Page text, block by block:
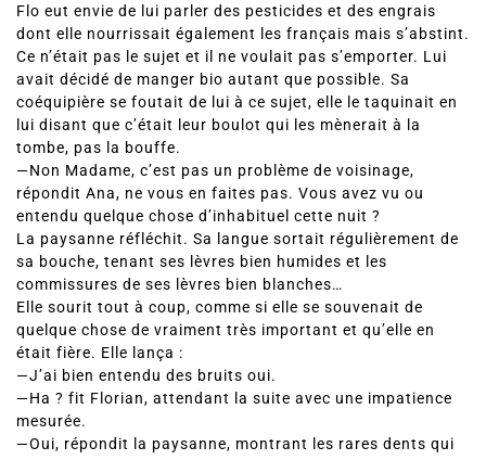
Flo eut envie de lui parler des pesticides et des engrais
dont elle nourrissait également les français mais s’abstint.
Ce n’était pas le sujet et il ne voulait pas s’emporter. Lui
avait décidé de manger bio autant que possible. Sa
coéquipière se foutait de lui à ce sujet, elle le taquinait en
lui disant que c’était leur boulot qui les mènerait à la
tombe, pas la bouffe.
—Non Madame, c’est pas un problème de voisinage,
répondit Ana, ne vous en faites pas. Vous avez vu ou
entendu quelque chose d’inhabituel cette nuit ?
La paysanne réfléchit. Sa langue sortait régulièrement de
sa bouche, tenant ses lèvres bien humides et les
commissures de ses lèvres bien blanches…
Elle sourit tout à coup, comme si elle se souvenait de
quelque chose de vraiment très important et qu’elle en
était fière. Elle lança :
—J’ai bien entendu des bruits oui.
—Ha ? fit Florian, attendant la suite avec une impatience
mesurée.
—Oui, répondit la paysanne, montrant les rares dents qui